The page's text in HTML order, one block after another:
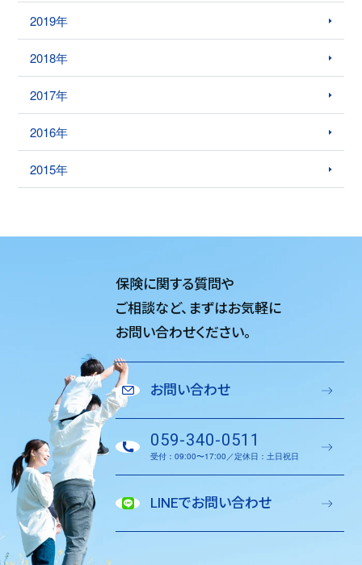
2019年
2018年
2017年
2016年
2015年
保険に関する質問や
ご相談など、 まずはお気軽に
お問い合わせください。
お問い合わせ
059-340-0511
受付：09:00〜17:00／定休日：土日祝日
LINEでお問い合わせ